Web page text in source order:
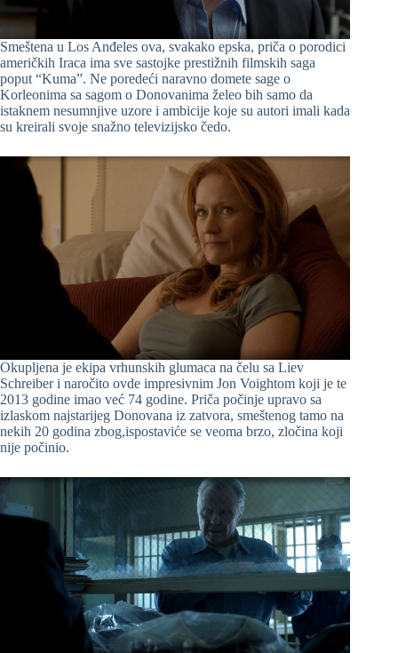
Smeštena u Los Anđeles ova, svakako epska, priča o porodici
američkih Iraca ima sve sastojke prestižnih filmskih saga
poput “Kuma”. Ne poredeći naravno domete sage o
Korleonima sa sagom o Donovanima želeo bih samo da
istaknem nesumnjive uzore i ambicije koje su autori imali kada
su kreirali svoje snažno televizijsko čedo.
Okupljena je ekipa vrhunskih glumaca na čelu sa Liev
Schreiber i naročito ovde impresivnim Jon Voightom koji je te
2013 godine imao već 74 godine. Priča počinje upravo sa
izlaskom najstarijeg Donovana iz zatvora, smeštenog tamo na
nekih 20 godina zbog,ispostaviće se veoma brzo, zločina koji
nije počinio.